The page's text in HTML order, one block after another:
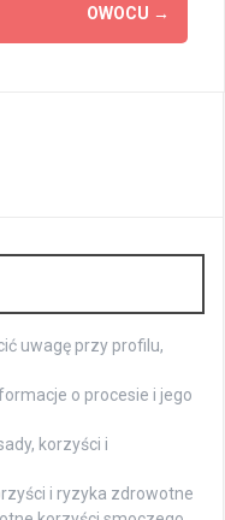
OWOCU →
uwagę przy profilu,
o procesie i jego
korzyści i
i ryzyka zdrowotne